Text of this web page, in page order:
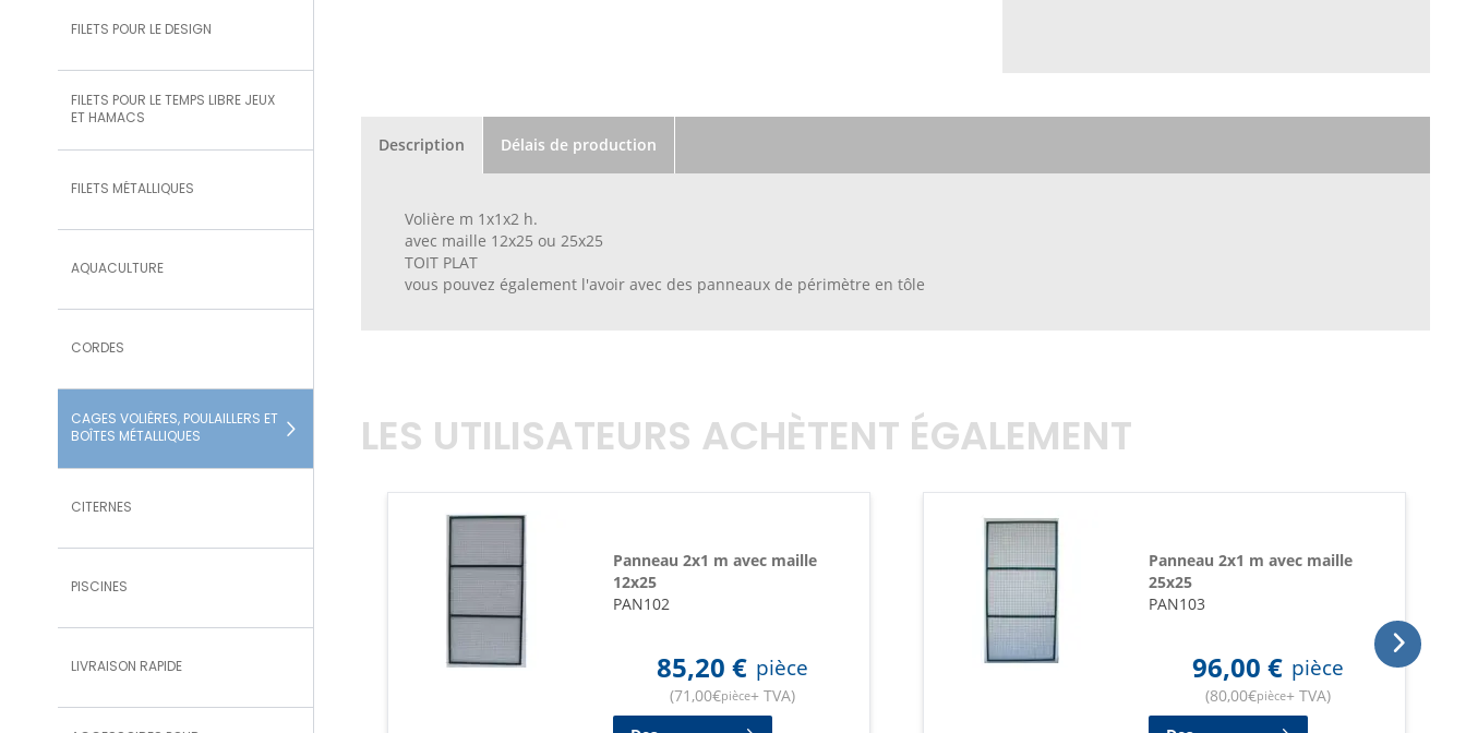
FILETS POUR LE DESIGN
FILETS POUR LE TEMPS LIBRE JEUX
ET HAMACS
FILETS MÉTALLIQUES
AQUACULTURE
CORDES
CAGES VOLIÈRES, POULAILLERS ET
BOÎTES MÉTALLIQUES
CITERNES
PISCINES
LIVRAISON RAPIDE
Description Délais de production
Volière m 1x1x2 h.
avec maille 12x25 ou 25x25
TOIT PLAT
vous pouvez également l'avoir avec des panneaux de périmètre en tôle
LES UTILISATEURS ACHÈTENT ÉGALEMENT
Panneau 2x1 m avec maille
12x25
PAN102
85,20 € pièce
(71,00€pièce+ TVA)
Panneau 2x1 m avec maille
25x25
PAN103
96,00 € pièce
(80,00€pièce+ TVA)